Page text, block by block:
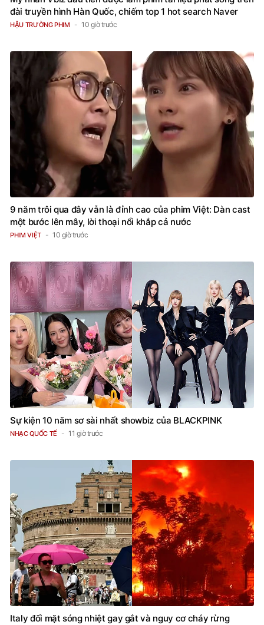
đài truyền hình Hàn Quốc, chiếm top 1 hot search Naver
HẬU TRƯỜNG PHIM 10 giờ trước
9 năm trôi qua đây vẫn là đỉnh cao của phim Việt: Dàn cast
một bước lên mây, lời thoại nổi khắp cả nước
PHIM VIỆT 10 giờ trước
Sự kiện 10 năm sơ sài nhất showbiz của BLACKPINK
NHẠC QUỐC TẾ 11 giờ trước
Italy đối mặt sóng nhiệt gay gắt và nguy cơ cháy rừng